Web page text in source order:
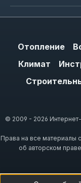
Отопление
Климат
© 2009 - 2026
Права на все материалы
об авторском